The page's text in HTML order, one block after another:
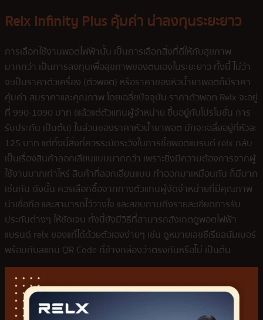
Relx Infinity Plus คุ้มค่า น่าลงทุนระยะยาว
การเลือกใช้งานพอตไฟฟ้านั้น เป็นการเลือกสิ่งที่ดีให้กับสุขภาพ
มากกว่า เป็นการลงทุนเพื่อสุขภาพของตนเองในระยะยาว ทั้งนี้ ไม่ว่า
จะเป็นราคาตัวเครื่อง (ตัวพอต) หรือราคาของหัวน้ำยาพอตก็มีราคา
คุ้มค่า สมราคาและคุณภาพ โดยเฉลี่ยปัจจุบัน ราคาตัวพอต Relx จะอยู่
ที่ 990-1090 บาท (แล้วแต่ตัวแทนผู้จำหน่าย ขึ้นอยู่กับโปรโมชั่น การ
รับประกัน เป็นต้น) ในส่วนของราคาหัวน้ำยาพอต มักจะเฉลี่ยอยู่ที่หัวละ
125 บาท แต่ทั้งนี้สิ่งที่ควรระมัดระวังในการซื้อพอตแบรนด์ relx กลับ
เป็นเรื่องสินค้าลอกเลียนแบบมากกว่า เพราะยิ่งมีความต้องการจากผู้
ใช้งานมากเท่าไหร่ สินค้าที่ลอกเลียนแบบ ทำออกมาเหมือนกัน ก็มีมาก
เช่นกัน ดังนั้น ควรเลือกซื้อจากทางตัวแทนผู้จัดจำหน่ายที่มีคุณภาพ
น่าเชื่อถือ และสามารถไว้วางใจ และสอบถามถึงรายละเอียดการรับ
ประกันต่างๆ ให้ชัดเจน ทั้งนี้ยังมีวิธีที่สามารถสังเกตดูพอตไฟฟ้า
แบรนด์ relx ของแท้ได้ด้วยตัวเองง่ายๆ เช่น ดูหมายเลขซีเรียลนัมเบอร์
พร้อมกับสแกน QR Code ที่ข้างกล่องว่าตรงกันหรือไม่ เป็นต้น